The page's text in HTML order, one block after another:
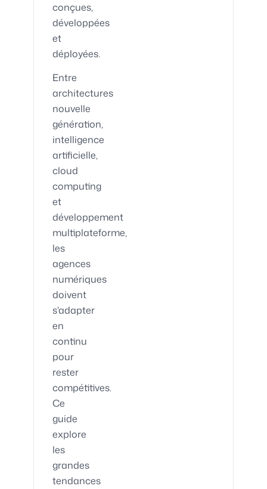
conçues,
développées
et
déployées.
Entre
architectures
nouvelle
génération,
intelligence
artificielle,
cloud
computing
et
développement
multiplateforme,
les
agences
numériques
doivent
s'adapter
en
continu
pour
rester
compétitives.
Ce
guide
explore
les
grandes
tendances